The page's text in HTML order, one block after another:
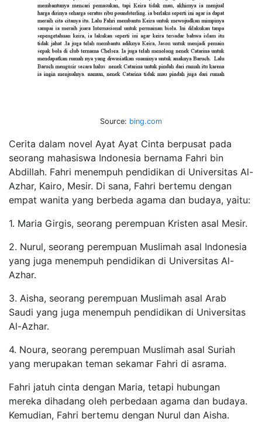
Source: bing.com
Cerita dalam novel Ayat Ayat Cinta berpusat pada
seorang mahasiswa Indonesia bernama Fahri bin
Abdillah. Fahri menempuh pendidikan di Universitas Al-
Azhar, Kairo, Mesir. Di sana, Fahri bertemu dengan
empat wanita yang berbeda agama dan budaya, yaitu:
1. Maria Girgis, seorang perempuan Kristen asal Mesir.
2. Nurul, seorang perempuan Muslimah asal Indonesia
yang juga menempuh pendidikan di Universitas Al-
Azhar.
3. Aisha, seorang perempuan Muslimah asal Arab
Saudi yang juga menempuh pendidikan di Universitas
Al-Azhar.
4. Noura, seorang perempuan Muslimah asal Suriah
yang merupakan teman sekamar Fahri di asrama.
Fahri jatuh cinta dengan Maria, tetapi hubungan
mereka dihadang oleh perbedaan agama dan budaya.
Kemudian, Fahri bertemu dengan Nurul dan Aisha.